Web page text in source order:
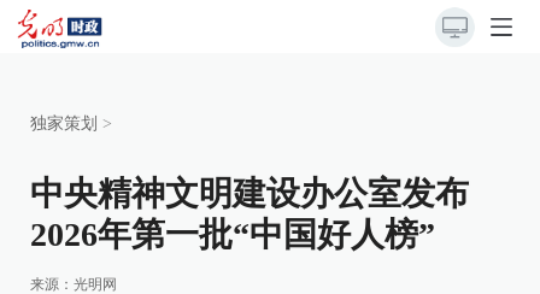
独家策划 >
中央精神文明建设办公室发布
2026年第一批“中国好人榜”
来源： 光明网